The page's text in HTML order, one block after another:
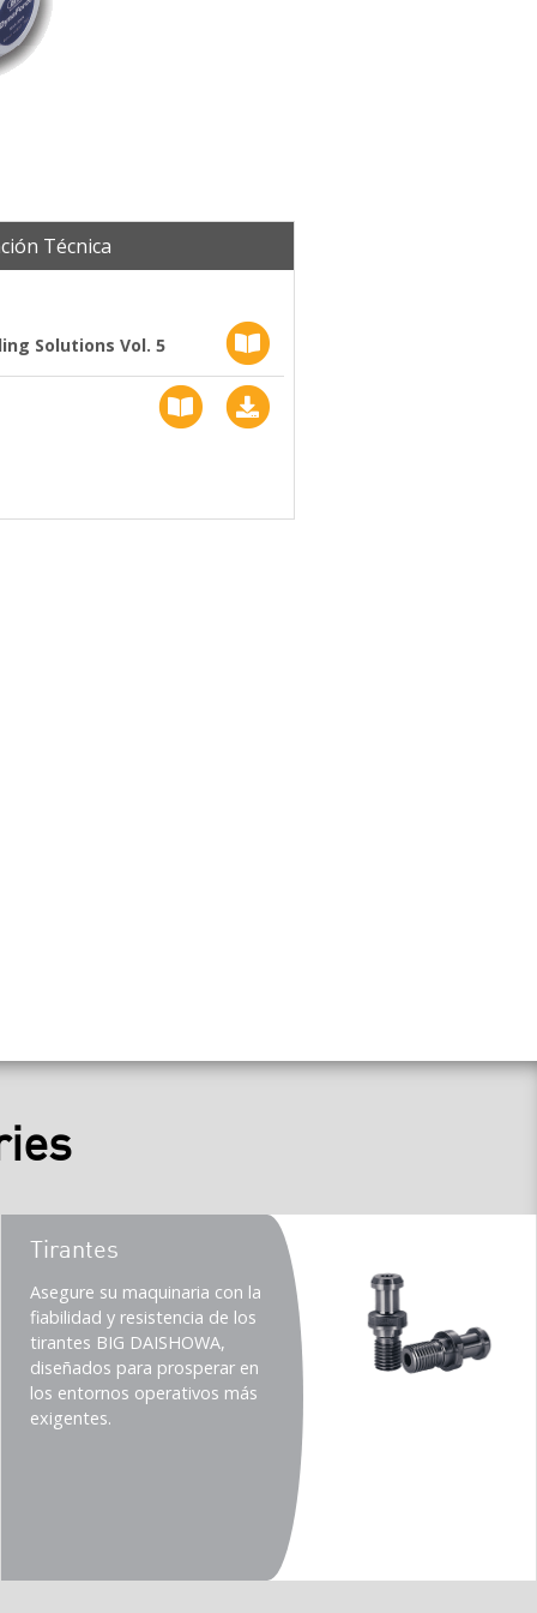
Técnica
Solutions Vol. 5
Teaser
title
Tirantes
Teaser
description
(Imperial)
Asegure su maquinaria con la
fiabilidad y resistencia de los
tirantes BIG DAISHOWA,
diseñados para prosperar en
los entornos operativos más
exigentes.